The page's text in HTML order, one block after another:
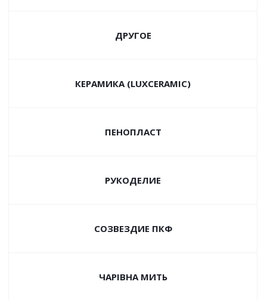
ДРУГОЕ
КЕРАМИКА (LUXCERAMIC)
ПЕНОПЛАСТ
РУКОДЕЛИЕ
СОЗВЕЗДИЕ ПКФ
ЧАРIВНА МИТЬ